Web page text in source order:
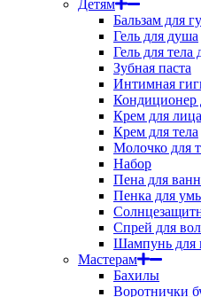
Детям
Бальзам для
Гель для душа
Гель для тела
Зубная паста
Интимная
Кондиционер
Крем для лица
Крем для тела
Молочко для
Набор
Пена для
Пенка для
Спрей для
Шампунь для
Мастерам
Бахилы
Воротнички